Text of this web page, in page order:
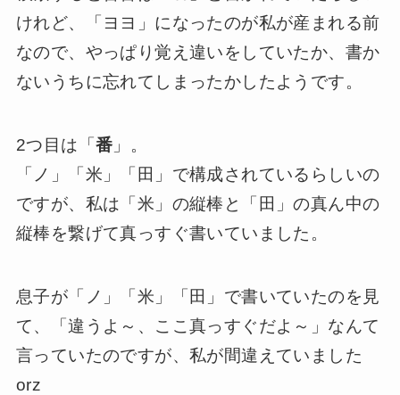
けれど、「ヨヨ」になったのが私が産まれる前
なので、やっぱり覚え違いをしていたか、書か
ないうちに忘れてしまったかしたようです。
2つ目は「 番 」。
「ノ」「米」「田」で構成されているらしいの
ですが、私は「米」の縦棒と「田」の真ん中の
縦棒を繋げて真っすぐ書いていました。
息子が「ノ」「米」「田」で書いていたのを見
て、「違うよ～、ここ真っすぐだよ～」なんて
言っていたのですが、私が間違えていました
orz